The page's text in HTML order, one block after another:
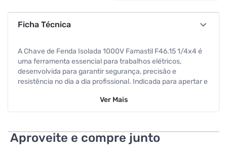
Ficha Técnica
A Chave de Fenda Isolada 1000V Famastil F46.15 1/4x4 é
uma ferramenta essencial para trabalhos elétricos,
desenvolvida para garantir segurança, precisão e
resistência no dia a dia profissional. Indicada para apertar e
manutenções e ajustes em sistemas elétricos. Com
indispensável para eletricistas e profissionais que
trabalham com energia elétrica. Essa característica
Ver Mais
Aproveite e compre junto